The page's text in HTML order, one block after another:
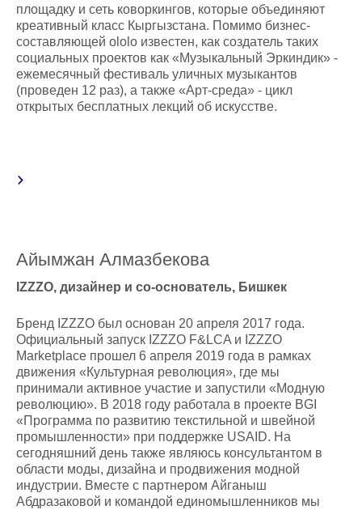
площадку и сеть коворкингов, которые объединяют
креативный класс Кыргызстана. Помимо бизнес-
составляющей ololo известен, как создатель таких
социальных проектов как «Музыкальный Эркиндик» -
ежемесячный фестиваль уличных музыкантов
(проведен 12 раз), а также «Арт-среда» - цикл
открытых бесплатных лекций об искусстве.
Айымжан Алмазбекова
IZZZO, дизайнер и со-основатель, Бишкек
Бренд IZZZO был основан 20 апреля 2017 года.
Официальный запуск IZZZO F&LCA и IZZZO
Marketplace прошел 6 апреля 2019 года в рамках
движения «Культурная революция», где мы
принимали активное участие и запустили «Модную
революцию». В 2018 году работала в проекте BGI
«Программа по развитию текстильной и швейной
промышленности» при поддержке USAID. На
сегодняшний день также являюсь консультантом в
области моды, дизайна и продвижения модной
индустрии. Вместе с партнером Айганыш
Абдразаковой и командой единомышленников мы